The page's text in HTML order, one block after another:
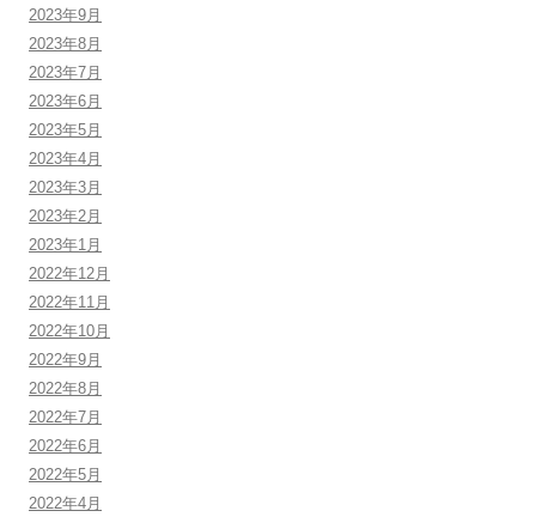
2023年9月
2023年8月
2023年7月
2023年6月
2023年5月
2023年4月
2023年3月
2023年2月
2023年1月
2022年12月
2022年11月
2022年10月
2022年9月
2022年8月
2022年7月
2022年6月
2022年5月
2022年4月